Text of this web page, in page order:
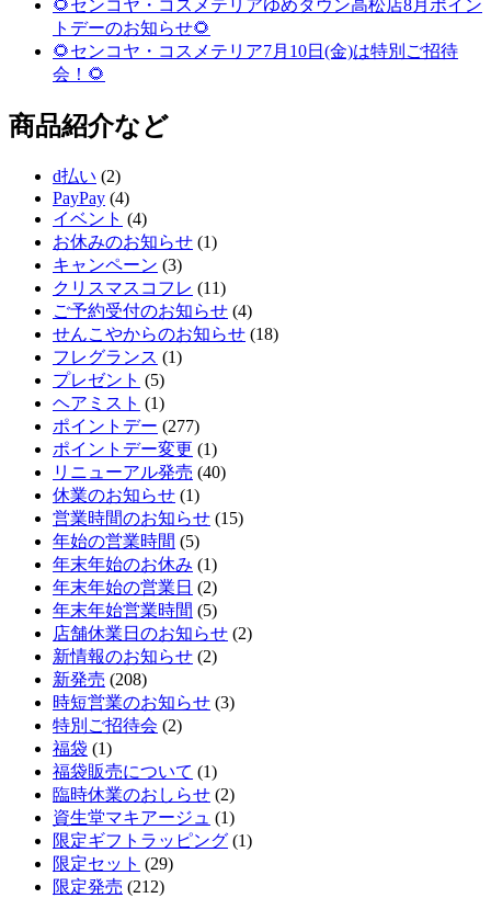
🌻センコヤ・コスメテリアゆめタウン高松店8月ポイン
トデーのお知らせ🌻
🌻センコヤ・コスメテリア7月10日(金)は特別ご招待
会！🌻
商品紹介など
d払い (2)
PayPay (4)
イベント (4)
お休みのお知らせ (1)
キャンペーン (3)
クリスマスコフレ (11)
ご予約受付のお知らせ (4)
せんこやからのお知らせ (18)
フレグランス (1)
プレゼント (5)
ヘアミスト (1)
ポイントデー (277)
ポイントデー変更 (1)
リニューアル発売 (40)
休業のお知らせ (1)
営業時間のお知らせ (15)
年始の営業時間 (5)
年末年始のお休み (1)
年末年始の営業日 (2)
年末年始営業時間 (5)
店舗休業日のお知らせ (2)
新情報のお知らせ (2)
新発売 (208)
時短営業のお知らせ (3)
特別ご招待会 (2)
福袋 (1)
福袋販売について (1)
臨時休業のおしらせ (2)
資生堂マキアージュ (1)
限定ギフトラッピング (1)
限定セット (29)
限定発売 (212)